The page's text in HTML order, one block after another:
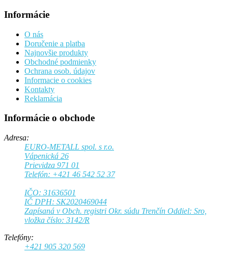
Informácie
O nás
Doručenie a platba
Najnovšie produkty
Obchodné podmienky
Ochrana osob. údajov
Informacie o cookies
Kontakty
Reklamácia
Informácie o obchode
Adresa:
EURO-METALL spol. s r.o.
Vápenická 26
Prievidza 971 01
Telefón: +421 46 542 52 37
IČO: 31636501
IČ DPH: SK2020469044
Zapísaná v Obch. registri Okr. súdu Trenčín Oddiel: Sro,
vložka číslo: 3142/R
Telefóny:
+421 905 320 569